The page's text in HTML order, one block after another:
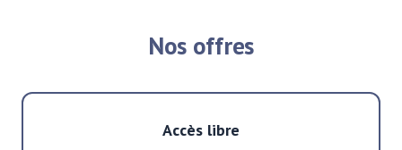
Nos offres
Accès libre